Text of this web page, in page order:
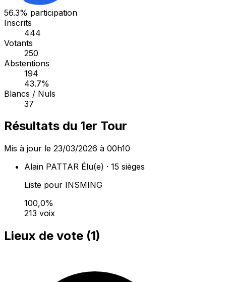
56.3% participation
Inscrits
444
Votants
250
Abstentions
194
43.7%
Blancs / Nuls
37
Résultats du 1er Tour
Mis à jour le 23/03/2026 à 00h10
Alain PATTAR Élu(e) · 15 sièges
Liste pour INSMING
100,0%
213 voix
Lieux de vote (1)